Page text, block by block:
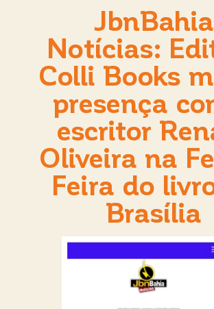
JbnBahia
Notícias:
Colli Books
presença
escritor
Oliveira na
Feira do
Brasília